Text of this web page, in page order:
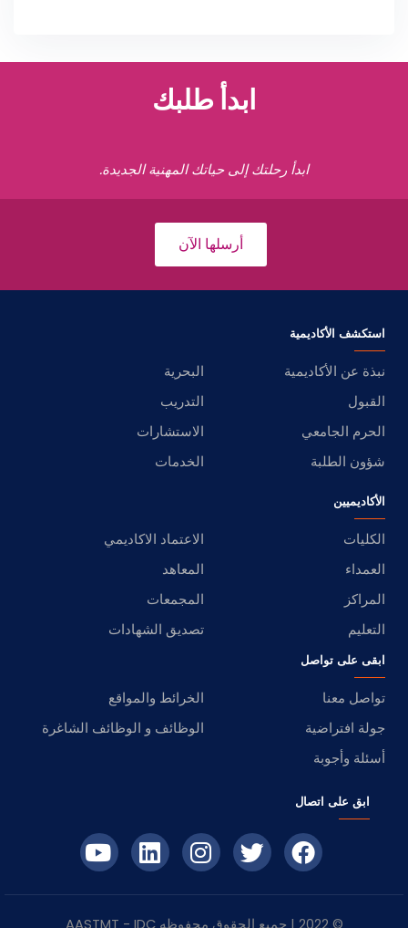
ابدأ طلبك
ابدأ رحلتك إلى حياتك المهنية الجديدة.
أرسلها الآن
استكشف الأكاديمية
نبذة عن الأكاديمية
البحرية
القبول
التدريب
الحرم الجامعي
الاستشارات
شؤون الطلبة
الخدمات
الأكاديميين
الكليات
الاعتماد الاكاديمي
العمداء
المعاهد
المراكز
المجمعات
التعليم
تصديق الشهادات
ابقى على تواصل
تواصل معنا
الخرائط والمواقع
جولة افتراضية
الوظائف و الوظائف الشاغرة
أسئلة وأجوبة
ابق على اتصال
© 2022 | جميع الحقوق محفوظه IDC
- AASTMT